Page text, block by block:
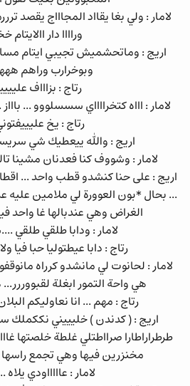
لامار : ولي بغا يقااد المجاااج يقصد
وراااا دار
اريج : وماتحشميش تجيبي ايتام
وبوخرارب وراهم
رتاج : بزاااف
لامار : اااه كتخرااااي سسسلووو ...
رتاج : يخ
اريج : والله ييعطيك شي
لامار : وشووف كنا فعدنان مشينا
اريج : على حنا كنشدو قطب واحد ...
... بحال *بون العوورة لي ملامين
الغراض وهي عندبالها غا واحد
لامار : ودابا طلقي طلقي
رتاج : دابا عيطتوليا حبا فيا
لامار : لحانوت لي مانشدو كرراه
هي واحة التمور ابغلة
رتاج : مهم ... انا نعاوليكم
اريج : ( كدندن ) خليييني نككملك
طرطراراطارا صرااطتلي غلطة خلصتها
مخنزرين فيها وهي تجمع راسها
لامار : عاااااودي